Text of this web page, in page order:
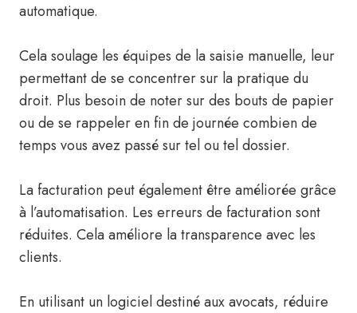
automatique.
Cela soulage les équipes de la saisie manuelle, leur
permettant de se concentrer sur la pratique du
droit. Plus besoin de noter sur des bouts de papier
ou de se rappeler en fin de journée combien de
temps vous avez passé sur tel ou tel dossier.
La facturation peut également être améliorée grâce
à l’automatisation. Les erreurs de facturation sont
réduites. Cela améliore la transparence avec les
clients.
En utilisant un logiciel destiné aux avocats, réduire